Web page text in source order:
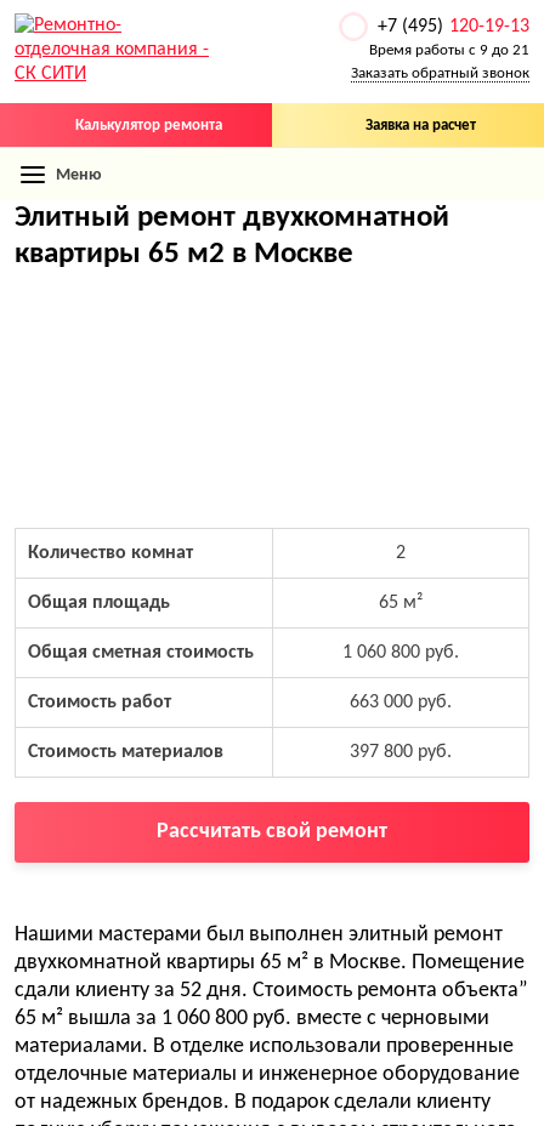
Калькулятор ремонта Заявка на расчет
+7 (495) 120-19-13
Время работы с 9 до 21
Заказать обратный звонок
Меню
Элитный ремонт двухкомнатной
квартиры 65 м2 в Москве
Количество комнат 2
Общая площадь 65 м²
Общая сметная стоимость 1 060 800 руб.
Стоимость работ 663 000 руб.
Стоимость материалов 397 800 руб.
Рассчитать свой ремонт
Нашими мастерами был выполнен элитный ремонт
двухкомнатной квартиры 65 м² в Москве. Помещение
сдали клиенту за 52 дня. Стоимость ремонта объекта”
65 м² вышла за 1 060 800 руб. вместе с черновыми
материалами. В отделке использовали проверенные
отделочные материалы и инженерное оборудование
от надежных брендов. В подарок сделали клиенту